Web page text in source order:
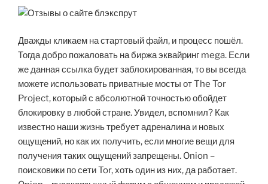
Дважды кликаем на стартовый файл, и процесс пошёл.
Тогда добро пожаловать на биржа эквайринг mega. Если
же данная ссылка будет заблокированная, то вы всегда
можете использовать приватные мосты от The Tor
Project, который с абсолютной точностью обойдет
блокировку в любой стране. Увидел, вспомнил? Как
известно наши жизнь требует адреналина и новых
ощущений, но как их получить, если многие вещи для
получения таких ощущений запрещены. Onion –
поисковики по сети Tor, хоть один из них, да работает.